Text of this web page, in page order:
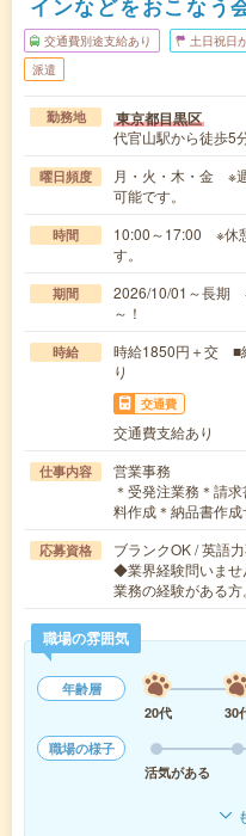
インなどをおこなう
交通費別途支給あり 土日祝日
派遣
勤務地 東京都目黒区
代官山駅から徒歩5
曜日頻度
月・火・木・金 ※
可能です。
時間
10:00～17:00 ※休
す。
期間
2026/10/01～長期
～！
時給
時給1850円＋交 ■
り
交通費
交通費支給あり
仕事内容
営業事務
＊受発注業務＊請
料作成＊納品書作
応募資格
ブランクOK / 英語
◆業界経験問いま
業務の経験がある
職場の雰囲気
年齢層
20代
30
職場の様子
活気がある